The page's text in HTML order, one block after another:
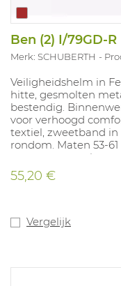
Ben (2) I/79GD-
Merk: SCHUBERTH
Veiligheidshelm in
hitte, gesmolten
bestendig.
voor verhoogd
textiel, zweetband
rondom. Maten 53-
overeenstemming
55,20 €
Vergelijk